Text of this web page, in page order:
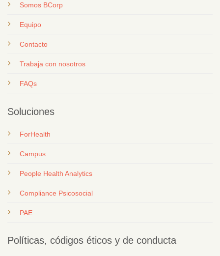
Somos BCorp
Equipo
Contacto
Trabaja con nosotros
FAQs
Soluciones
ForHealth
Campus
People Health Analytics
Compliance Psicosocial
PAE
Políticas, códigos éticos y de conducta